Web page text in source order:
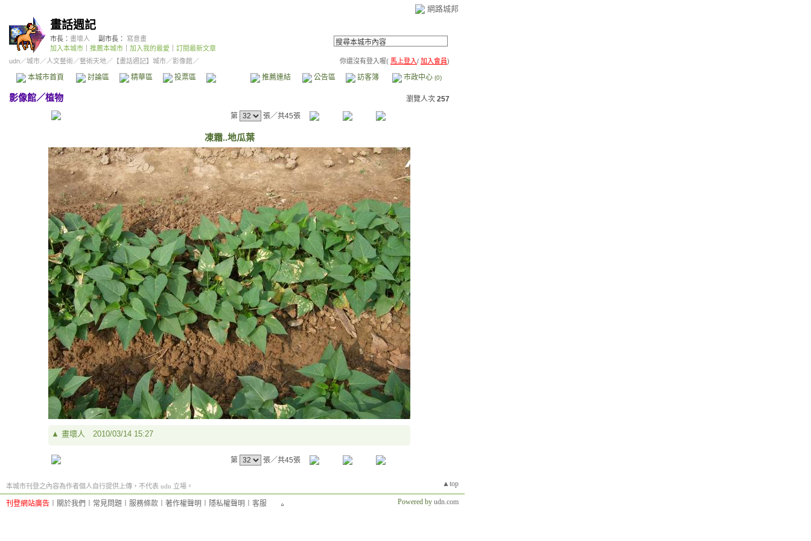
網路城邦
畫話週記
市長： 畫壞人 副市長： 寫意畫
加入本城市
推薦本城市 加入我的最愛
訂閱最新文章
udn／城市／人文藝術／藝術天地／ 【畫話週記】城市／影像館／ 你還沒有登入喔( 馬上登入/ 加入會員)
本城市首頁 討論區 精華區 投票區 影像館 推薦連結 公告區 訪客簿 市政中心 (0)
影像館／植物 瀏覽人次 257
第
張／共45張
凍霜..地瓜葉
▲ 畫壞人 2010/03/14 15:27
第 張／共45張
▲top
本城市刊登之內容為作者個人自行提供上傳，不代表 udn 立場。
刊登網站廣告 關於我們 常見問題 服務條款 著作權聲明 隱私權聲明 客服 Powered by udn.com